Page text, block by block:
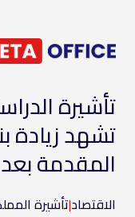
تأشيرة
المقدمة
الاقتصاد|تأشيرة